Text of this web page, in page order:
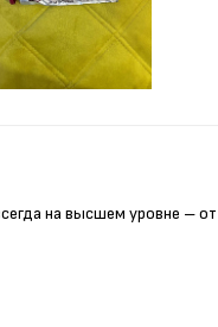
на высшем уровне –